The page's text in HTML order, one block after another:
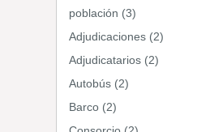
población (3)
Adjudicaciones (2)
Adjudicatarios (2)
Autobús (2)
Barco (2)